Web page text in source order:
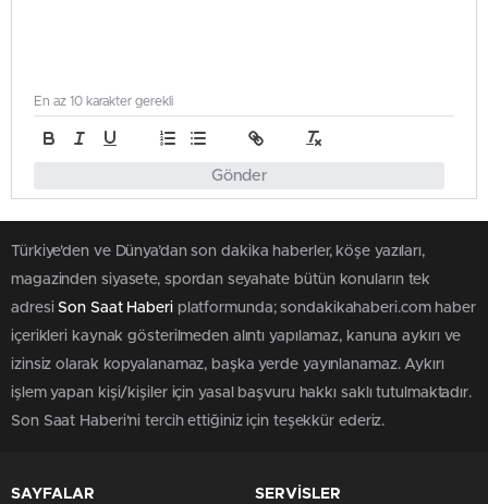
Gönder
En az 10 karakter gerekli
Türkiye'den ve Dünya’dan son dakika haberler, köşe yazıları,
magazinden siyasete, spordan seyahate bütün konuların tek
adresiSon Saat Haberiplatformunda; sondakikahaberi.com haber
içerikleri kaynak gösterilmeden alıntı yapılamaz, kanuna aykırı ve
izinsiz olarak kopyalanamaz, başka yerde yayınlanamaz. Aykırı
işlem yapan kişi/kişiler için yasal başvuru hakkı saklı tutulmaktadır.
Son Saat Haberi'ni tercih ettiğiniz için teşekkür ederiz.
SAYFALAR SERVİSLER